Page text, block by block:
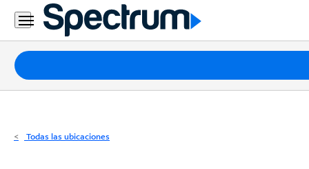
Residencial
Business
Paquetes
Internet
Todas las ubicaciones